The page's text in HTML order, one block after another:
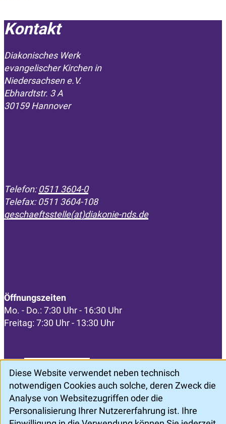
Kontakt
Diakonisches Werk
evangelischer Kirchen in
­Niedersachsen e.V.
Ebhardtstr. 3 A
30159 Hannover
Telefon:0511 3604-0
Telefax: 0511 3604-108
geschaeftsstelle(at)diakonie-nds.de
Öffnungszeiten
Mo. - Do.: 7:30 Uhr - 16:30 Uhr
Freitag: 7:30 Uhr - 13:30 Uhr
©ZertSozial
Diese Website verwendet neben technisch
notwendigen Cookies auch solche, deren Zweck die
Analyse von Websitezugriffen oder die
Personalisierung Ihrer Nutzererfahrung ist. Ihre